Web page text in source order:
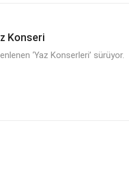
Konseri
‘Yaz Konserleri’ sürüyor.